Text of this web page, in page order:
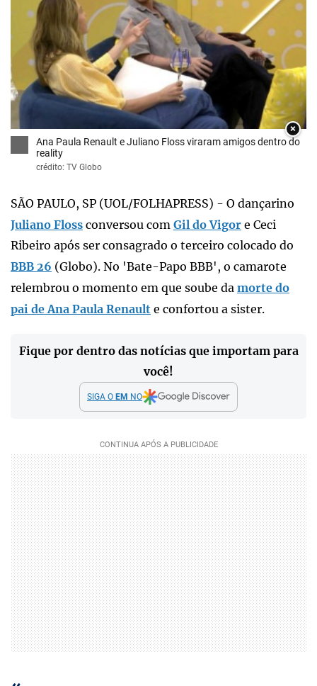
×
Ana Paula Renault e Juliano Floss viraram amigos dentro do
reality
crédito: TV Globo
SÃO PAULO, SP (UOL/FOLHAPRESS) - O dançarino
Juliano Floss conversou com Gil do Vigor e Ceci
Ribeiro após ser consagrado o terceiro colocado do
BBB 26 (Globo). No 'Bate-Papo BBB', o camarote
relembrou o momento em que soube da morte do
pai de Ana Paula Renault e confortou a sister.
Fique por dentro das notícias que importam para
você!
SIGA O EM NO